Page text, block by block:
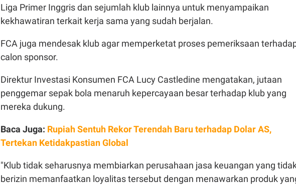
Liga Primer Inggris dan sejumlah klub lainnya untuk menyampaikan
kekhawatiran terkait kerja sama yang sudah berjalan.
FCA juga mendesak klub agar memperketat proses pemeriksaan
calon sponsor.
Direktur Investasi Konsumen FCA Lucy Castledine mengatakan, jutaan
penggemar sepak bola menaruh kepercayaan besar terhadap klub yang
mereka dukung.
Baca Juga: Rupiah Sentuh Rekor Terendah Baru terhadap Dolar AS,
Tertekan Ketidakpastian Global
"Klub tidak seharusnya membiarkan perusahaan jasa keuangan yang
berizin memanfaatkan loyalitas tersebut dengan menawarkan produk